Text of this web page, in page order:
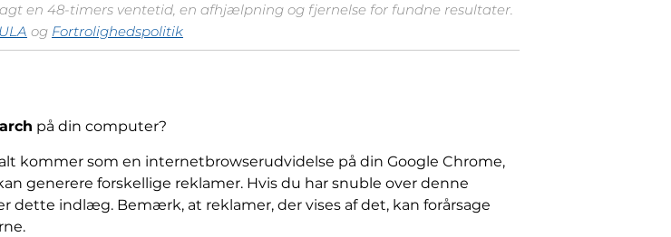
en 48-timers ventetid, en afhjælpning og fjernelse for fundne resultater.
og Fortrolighedspolitik
på din computer?
kommer som en internetbrowserudvidelse på din Google Chrome,
generere forskellige reklamer. Hvis du har snuble over denne
dette indlæg. Bemærk, at reklamer, der vises af det, kan forårsage